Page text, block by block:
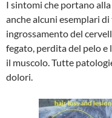
I sintomi che portano
anche alcuni esemplari
ingrossamento del
fegato, perdita del pelo e
il muscolo. Tutte
dolori.